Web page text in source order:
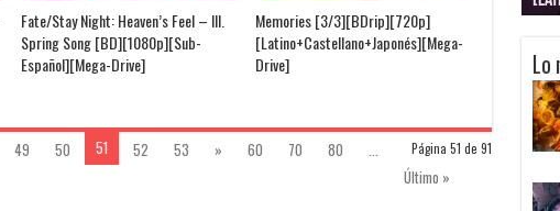
Fate/Stay Night: Heaven’s Feel – III.
Spring Song [BD][1080p][Sub-
Español][Mega-Drive]
Memories [3/3][BDrip][720p]
[Latino+Castellano+Japonés][Mega-
Drive]
Página 51 de 91
49 50 51 52 53 » 60 70 80
...
Último »
Lo